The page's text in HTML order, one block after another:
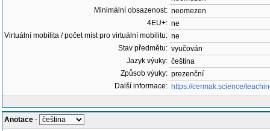
Minimální obsazenost: neomezen
4EU+: ne
Virtuální mobilita / počet míst pro virtuální mobilitu: ne
Stav předmětu: vyučován
Jazyk výuky: čeština
Způsob výuky: prezenční
Další informace: https://cermak.science/
Anotace -